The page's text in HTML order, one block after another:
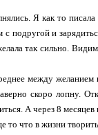
Я как то
подругой и
так сильно.
между
скоро лопну.
А через 8
то что в жизни